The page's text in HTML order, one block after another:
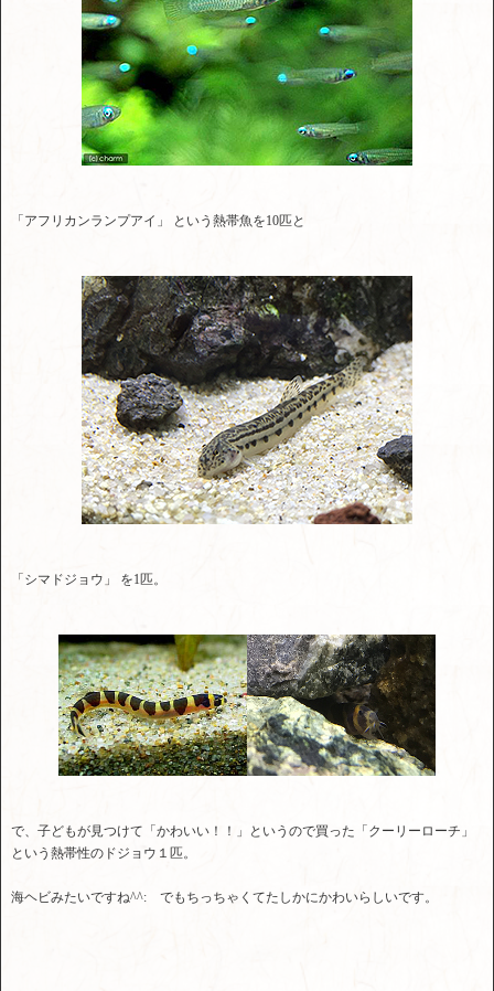
「アフリカンランプアイ」 という熱帯魚を10匹と
「シマドジョウ」 を1匹。
で、子どもが見つけて「かわいい！！」というので買った「クーリーローチ」
という熱帯性のドジョウ１匹。
海ヘビみたいですね^^: でもちっちゃくてたしかにかわいらしいです。